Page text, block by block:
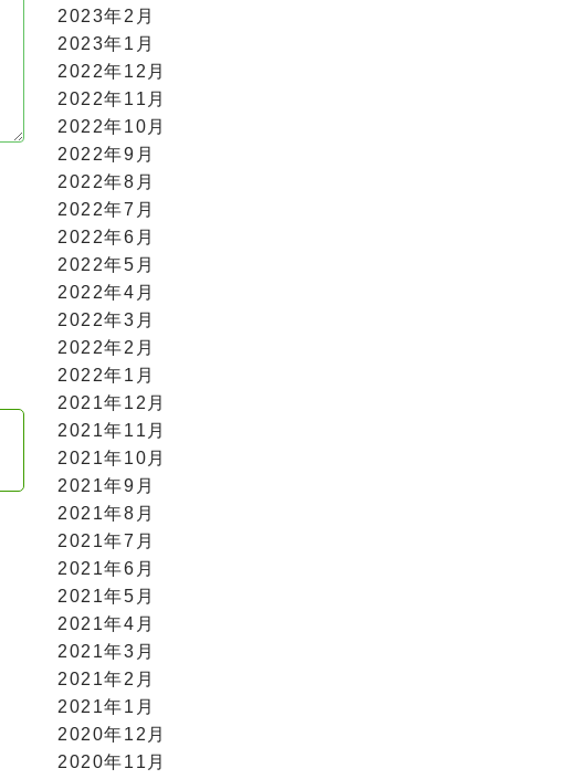
2023年2月
2023年1月
2022年12月
2022年11月
2022年10月
2022年9月
2022年8月
2022年7月
2022年6月
2022年5月
2022年4月
2022年3月
2022年2月
2022年1月
2021年12月
2021年11月
2021年10月
2021年9月
2021年8月
2021年7月
2021年6月
2021年5月
2021年4月
2021年3月
2021年2月
2021年1月
2020年12月
2020年11月